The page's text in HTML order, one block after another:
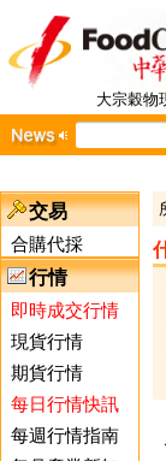
大宗穀物
交易
合購代採
行情
即時成交行情
現貨行情
期貨行情
每日行情快訊
每週行情指南